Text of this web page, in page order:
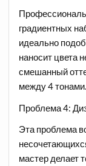
градиентных
идеально
наносит цвета
смешанный
между 4 тонами.
Проблема 4:
Эта проблема
мастер делает